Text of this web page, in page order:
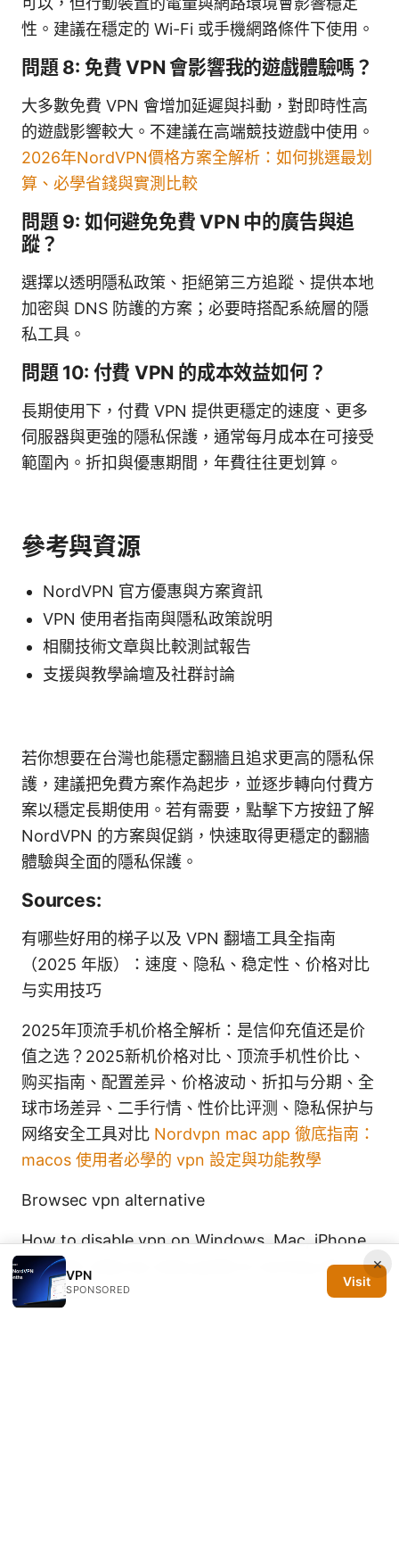
性。建議在穩定的 Wi-Fi 或手機網路條件下使用。
問題 8: 免費 VPN 會影響我的遊戲體驗嗎？
大多數免費 VPN 會增加延遲與抖動，對即時性高
的遊戲影響較大。不建議在高端競技遊戲中使用。
2026年NordVPN價格方案全解析：如何挑選最划
算、必學省錢與實測比較
問題 9: 如何避免免費 VPN 中的廣告與追
蹤？
選擇以透明隱私政策、拒絕第三方追蹤、提供本地
加密與 DNS 防護的方案；必要時搭配系統層的隱
私工具。
問題 10: 付費 VPN 的成本效益如何？
長期使用下，付費 VPN 提供更穩定的速度、更多
伺服器與更強的隱私保護，通常每月成本在可接受
範圍內。折扣與優惠期間，年費往往更划算。
參考與資源
NordVPN 官方優惠與方案資訊
VPN 使用者指南與隱私政策說明
相關技術文章與比較測試報告
支援與教學論壇及社群討論
若你想要在台灣也能穩定翻牆且追求更高的隱私保
護，建議把免費方案作為起步，並逐步轉向付費方
案以穩定長期使用。若有需要，點擊下方按鈕了解
NordVPN 的方案與促銷，快速取得更穩定的翻牆
體驗與全面的隱私保護。
Sources:
有哪些好用的梯子以及 VPN 翻墙工具全指南
（2025 年版）：速度、隐私、稳定性、价格对比
与实用技巧
2025年顶流手机价格全解析：是信仰充值还是价
值之选？2025新机价格对比、顶流手机性价比、
购买指南、配置差异、价格波动、折扣与分期、全
球市场差异、二手行情、性价比评测、隐私保护与
网络安全工具对比 Nordvpn mac app 徹底指南：
macos 使用者必學的 vpn 設定與功能教學
Browsec vpn alternative
How to disable vpn on Windows, Mac, iPhone,
Android: step-by-step guide to turning off a
VPN service
×
VPN
SPONSORED
Visit